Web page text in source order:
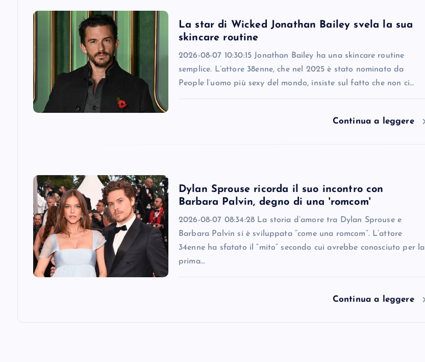
La star di Wicked Jonathan Bailey svela la sua
skincare routine
2026-08-07 10:30:15 Jonathan Bailey ha una skincare routine
semplice. L’attore 38enne, che nel 2025 è stato nominato da
People l’uomo più sexy del mondo, insiste sul fatto che non ci…
Continua a leggere
Dylan Sprouse ricorda il suo incontro con
Barbara Palvin, degno di una 'romcom'
2026-08-07 08:34:28 La storia d’amore tra Dylan Sprouse e
Barbara Palvin si è sviluppata “come una romcom”. L’attore
34enne ha sfatato il “mito” secondo cui avrebbe conosciuto per la
prima…
Continua a leggere